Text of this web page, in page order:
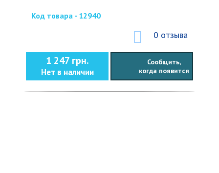
Код товара - 12940
0 отзыва
1 247 грн.
Нет в наличии
Сообщить,
когда появится